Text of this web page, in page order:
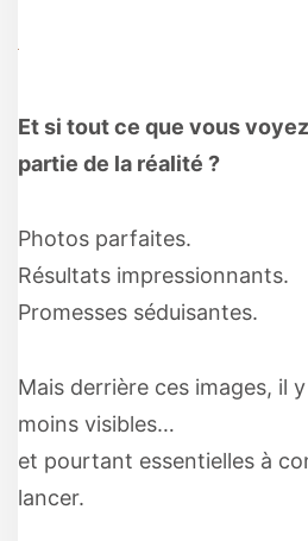
Et si tout ce que vous
partie de la réalité ?
Photos parfaites.
Résultats impressionnants.
Promesses séduisantes.
Mais derrière ces images, il
moins visibles…
et pourtant essentielles à
lancer.